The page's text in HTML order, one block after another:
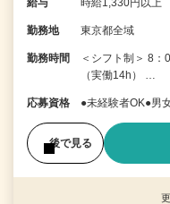
勤務地 東京都全域
勤務時間
＜シフト制＞ 8
（実働14h） …
応募資格 ●未経験者OK●男
後で見る